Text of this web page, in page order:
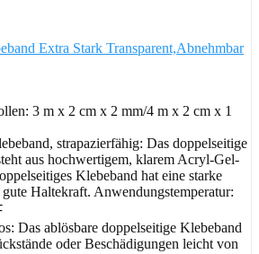
Extra Stark Transparent,Abnehmbar
3 m x 2 cm x 2 mm/4 m x 2 cm x 1
strapazierfähig: Das doppelseitige
aus hochwertigem, klarem Acryl-Gel-
Klebeband hat eine starke
Haltekraft. Anwendungstemperatur:
Das ablösbare doppelseitige Klebeband
oder Beschädigungen leicht von